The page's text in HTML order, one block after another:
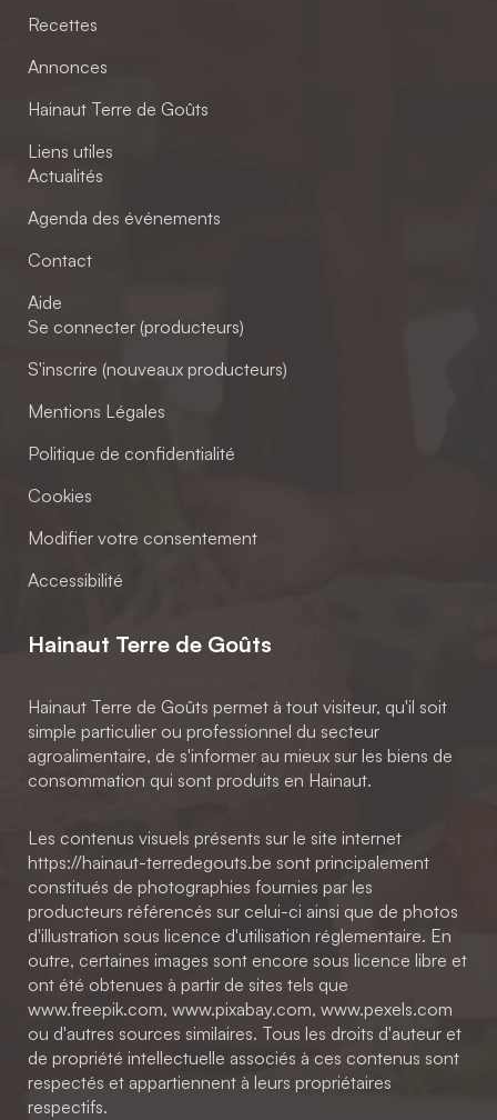
Recettes
Annonces
Hainaut Terre de Goûts
Liens utiles
Actualités
Agenda des événements
Contact
Aide
Se connecter (producteurs)
S'inscrire (nouveaux producteurs)
Mentions Légales
Politique de confidentialité
Cookies
Modifier votre consentement
Accessibilité
Hainaut Terre de Goûts
Hainaut Terre de Goûts permet à tout visiteur, qu'il soit
simple particulier ou professionnel du secteur
agroalimentaire, de s'informer au mieux sur les biens de
consommation qui sont produits en Hainaut.
Les contenus visuels présents sur le site internet
https://hainaut-terredegouts.be sont principalement
constitués de photographies fournies par les
producteurs référencés sur celui-ci ainsi que de photos
d'illustration sous licence d'utilisation réglementaire. En
outre, certaines images sont encore sous licence libre et
ont été obtenues à partir de sites tels que
www.freepik.com, www.pixabay.com, www.pexels.com
ou d'autres sources similaires. Tous les droits d'auteur et
de propriété intellectuelle associés à ces contenus sont
respectés et appartiennent à leurs propriétaires
respectifs.